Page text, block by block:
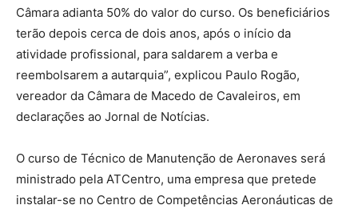
Câmara adianta 50% do valor do curso. Os beneficiários
terão depois cerca de dois anos, após o início da
atividade profissional, para saldarem a verba e
reembolsarem a autarquia”, explicou Paulo Rogão,
vereador da Câmara de Macedo de Cavaleiros, em
declarações ao Jornal de Notícias.
O curso de Técnico de Manutenção de Aeronaves será
ministrado pela ATCentro, uma empresa que pretede
instalar-se no Centro de Competências Aeronáuticas de